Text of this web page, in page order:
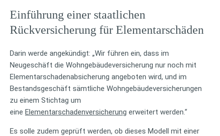
Einführung einer staatlichen
Rückversicherung für Elementarschäden
Darin werde angekündigt: „Wir führen ein, dass im
Neugeschäft die Wohngebäudeversicherung nur noch mit
Elementarschadenabsicherung angeboten wird, und im
Bestandsgeschäft sämtliche Wohngebäudeversicherungen
zu einem Stichtag um
eine Elementarschadenversicherung erweitert werden.“
Es solle zudem geprüft werden, ob dieses Modell mit einer